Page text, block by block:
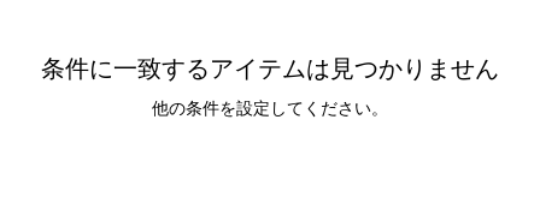
条件に一致するアイテムは見つかりません
他の条件を設定してください。